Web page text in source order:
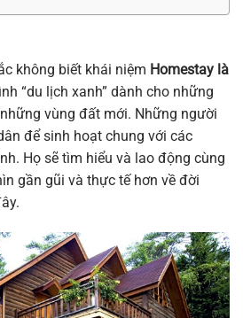
không biết khái niệm Homestay là
“du lịch xanh” dành cho những
vùng đất mới. Những người
để sinh hoạt chung với các
Họ sẽ tìm hiểu và lao động cùng
gần gũi và thực tế hơn về đời